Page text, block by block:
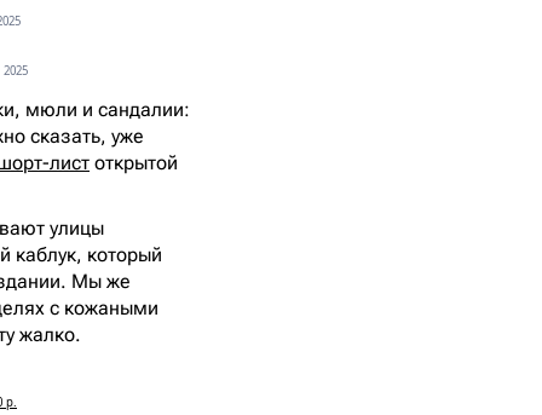
мюли и сандалии:
сказать, уже
лист открытой
улицы
каблук, который
Мы же
с кожаными
жалко.
р.